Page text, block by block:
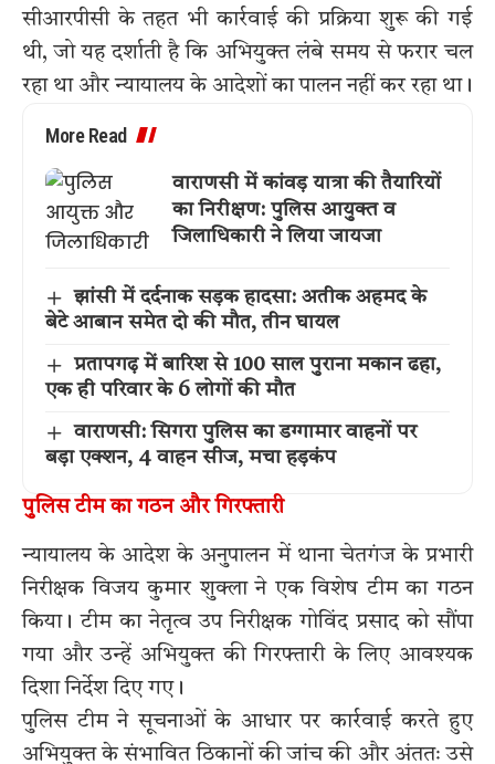
सीआरपीसी के तहत भी कार्रवाई की प्रक्रिया शुरू की गई
थी, जो यह दर्शाती है कि अभियुक्त लंबे समय से फरार चल
रहा था और न्यायालय के आदेशों का पालन नहीं कर रहा था।
More Read
वाराणसी में कांवड़ यात्रा की तैयारियों
का निरीक्षण: पुलिस आयुक्त व
जिलाधिकारी ने लिया जायजा
झांसी में दर्दनाक सड़क हादसा: अतीक अहमद के
बेटे आबान समेत दो की मौत, तीन घायल
प्रतापगढ़ में बारिश से 100 साल पुराना मकान ढहा,
एक ही परिवार के 6 लोगों की मौत
वाराणसी: सिगरा पुलिस का डग्गामार वाहनों पर
बड़ा एक्शन, 4 वाहन सीज, मचा हड़कंप
पुलिस टीम का गठन और गिरफ्तारी
न्यायालय के आदेश के अनुपालन में थाना चेतगंज के प्रभारी
निरीक्षक विजय कुमार शुक्ला ने एक विशेष टीम का गठन
किया। टीम का नेतृत्व उप निरीक्षक गोविंद प्रसाद को सौंपा
गया और उन्हें अभियुक्त की गिरफ्तारी के लिए आवश्यक
दिशा निर्देश दिए गए।
पुलिस टीम ने सूचनाओं के आधार पर कार्रवाई करते हुए
अभियुक्त के संभावित ठिकानों की जांच की और अंततः उसे